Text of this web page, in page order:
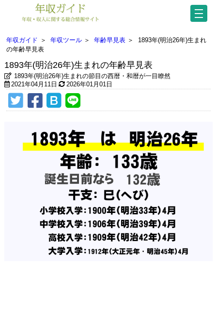
年収ガイド ＞ 年収ツール ＞ 年齢早見表 ＞
1893年(明治26年)生まれ
の年齢早見表
1893年(明治26年)生まれの年齢早見表
1893年(明治26年)生まれの節目の西暦・和暦が一目瞭然
2021年04月11日
2026年01月01日